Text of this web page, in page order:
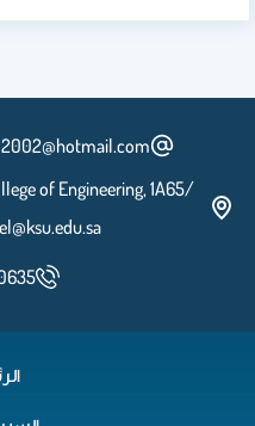
of Engineering, 1A65/